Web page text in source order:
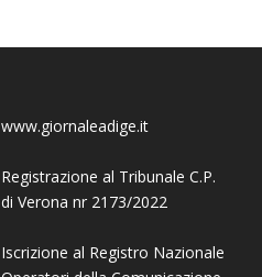
www.giornaleadige.it
Registrazione al Tribunale C.P.
di Verona nr 2173/2022
Iscrizione al Registro Nazionale